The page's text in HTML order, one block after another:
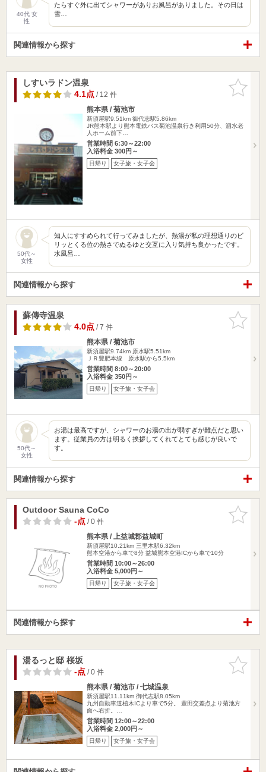
40代 女
性
たらすぐ外に出てシャワーがありお風呂がありました。その日は
雪…
関連情報から探す
お気に入
りに追加
しすいラドン温泉
4.1点/ 12 件
熊本県 / 菊池市
新須屋駅9.51km 御代志駅5.86km
JR熊本駅より熊本電鉄バス菊池温泉行き利用50分、泗水老
人ホーム前下…
営業時間 6:30～22:00
入浴料金 300円～
日帰り 女子旅・女子会
50代～
女性
知人にすすめられて行ってみましたが、熱湯が私の理想通りのビ
リッとくる位の熱さでぬるゆと交互に入り気持ち良かったです。
水風呂…
関連情報から探す
お気に入
りに追加
蘇傳寺温泉
4.0点/ 7 件
熊本県 / 菊池市
新須屋駅9.74km 原水駅5.51km
ＪＲ豊肥本線 原水駅から5.5km
営業時間 8:00～20:00
入浴料金 350円～
日帰り 女子旅・女子会
50代～
女性
お湯は最高ですが、シャワーのお湯の出が弱すぎが難点だと思い
ます。従業員の方は明るく挨拶してくれてとても感じが良いで
す。
関連情報から探す
お気に入
りに追加
Outdoor Sauna CoCo
-点/ 0 件
熊本県 / 上益城郡益城町
新須屋駅10.21km 三里木駅6.32km
熊本空港から車で8分 益城熊本空港ICから車で10分
営業時間 10:00～26:00
入浴料金 5,000円～
日帰り 女子旅・女子会
関連情報から探す
お気に入
りに追加
湯るっと邸 桜坂
-点/ 0 件
熊本県 / 菊池市 / 七城温泉
新須屋駅11.11km 御代志駅8.05km
九州自動車道植木ICより車で5分。 豊田交差点より菊池方
面へ右折。…
営業時間 12:00～22:00
入浴料金 2,000円～
日帰り 女子旅・女子会